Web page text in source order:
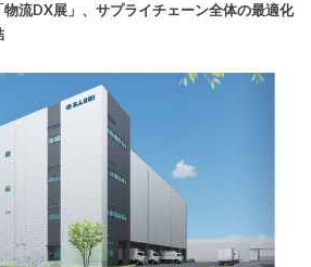
物流DX展」、サプライチェーン全体の最適化